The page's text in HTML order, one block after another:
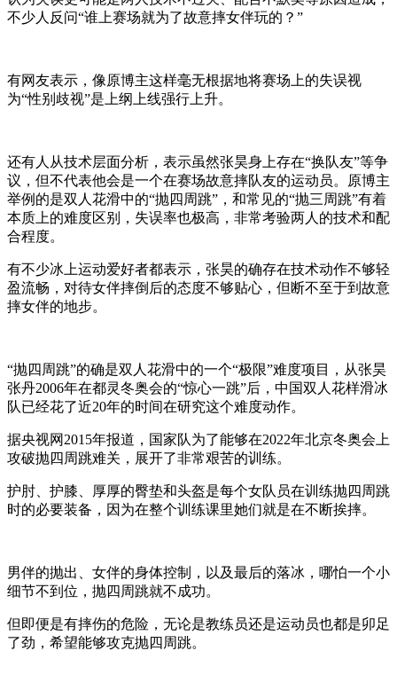
不少人反问“谁上赛场就为了故意摔女伴玩的？”
有网友表示，像原博主这样毫无根据地将赛场上的失误视
为“性别歧视”是上纲上线强行上升。
还有人从技术层面分析，表示虽然张昊身上存在“换队友”等争
议，但不代表他会是一个在赛场故意摔队友的运动员。原博主
举例的是双人花滑中的“抛四周跳”，和常见的“抛三周跳”有着
本质上的难度区别，失误率也极高，非常考验两人的技术和配
合程度。
有不少冰上运动爱好者都表示，张昊的确存在技术动作不够轻
盈流畅，对待女伴摔倒后的态度不够贴心，但断不至于到故意
摔女伴的地步。
“抛四周跳”的确是双人花滑中的一个“极限”难度项目，从张昊
张丹2006年在都灵冬奥会的“惊心一跳”后，中国双人花样滑冰
队已经花了近20年的时间在研究这个难度动作。
据央视网2015年报道，国家队为了能够在2022年北京冬奥会上
攻破抛四周跳难关，展开了非常艰苦的训练。
护肘、护膝、厚厚的臀垫和头盔是每个女队员在训练抛四周跳
时的必要装备，因为在整个训练课里她们就是在不断挨摔。
男伴的抛出、女伴的身体控制，以及最后的落冰，哪怕一个小
细节不到位，抛四周跳就不成功。
但即便是有摔伤的危险，无论是教练员还是运动员也都是卯足
了劲，希望能够攻克抛四周跳。